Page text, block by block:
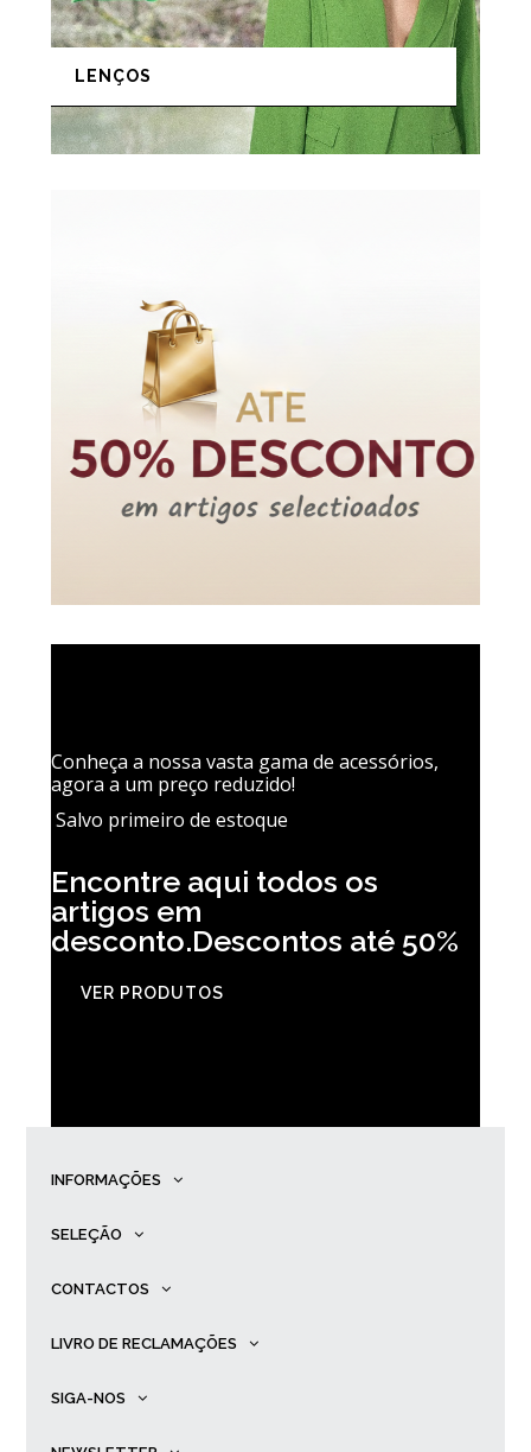
LENÇOS
Conheça a nossa vasta gama de acessórios,
agora a um preço reduzido!
Salvo primeiro de estoque
Encontre aqui todos os
artigos em
desconto.Descontos até 50%
VER PRODUTOS
INFORMAÇÕES
SELEÇÃO
CONTACTOS
LIVRO DE RECLAMAÇÕES
SIGA-NOS